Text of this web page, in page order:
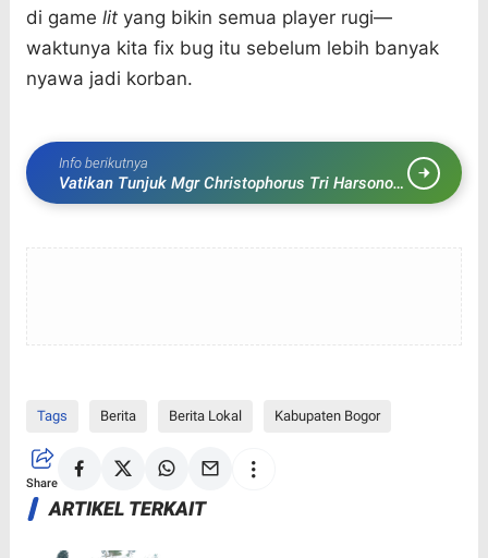
di game lityang bikin semua player rugi—
waktunya kita fix bug itu sebelum lebih banyak
nyawa jadi korban.
Info berikutnya
Vatikan Tunjuk Mgr Christophorus Tri Harsono
Jadi Administrasi Apostolik Sementara
Tags Berita Berita Lokal Kabupaten Bogor
Share
ARTIKEL TERKAIT